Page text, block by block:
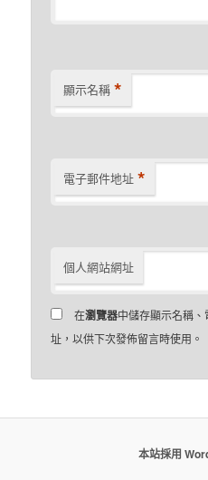
顯示名稱 *
電子郵件地址 *
個人網站網址
在瀏覽器中儲存顯示名稱
址，以供下次發佈留言時使用。
本站採用